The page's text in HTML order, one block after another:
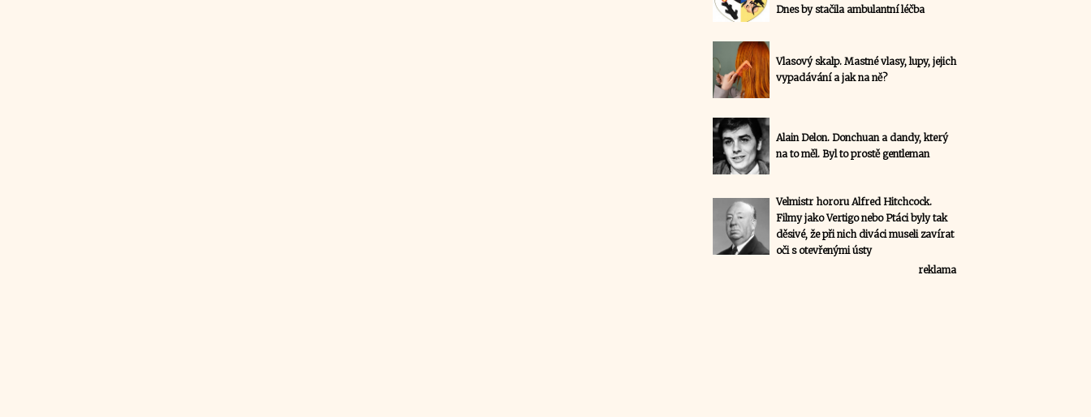
Dnes by stačila ambulantní léčba
Vlasový skalp. Mastné vlasy, lupy, jejich
vypadávání a jak na ně?
Alain Delon. Donchuan a dandy, který
na to měl. Byl to prostě gentleman
Velmistr hororu Alfred Hitchcock.
Filmy jako Vertigo nebo Ptáci byly tak
děsivé, že při nich diváci museli zavírat
oči s otevřenými ústy
reklama